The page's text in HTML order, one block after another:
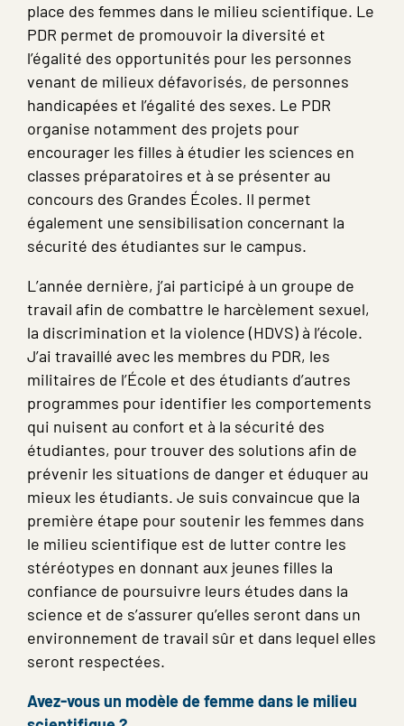
place des femmes dans le milieu scientifique. Le
PDR permet de promouvoir la diversité et
l’égalité des opportunités pour les personnes
venant de milieux défavorisés, de personnes
handicapées et l’égalité des sexes. Le PDR
organise notamment des projets pour
encourager les filles à étudier les sciences en
classes préparatoires et à se présenter au
concours des Grandes Écoles. Il permet
également une sensibilisation concernant la
sécurité des étudiantes sur le campus.
L’année dernière, j’ai participé à un groupe de
travail afin de combattre le harcèlement sexuel,
la discrimination et la violence (HDVS) à l’école.
J’ai travaillé avec les membres du PDR, les
militaires de l’École et des étudiants d’autres
programmes pour identifier les comportements
qui nuisent au confort et à la sécurité des
étudiantes, pour trouver des solutions afin de
prévenir les situations de danger et éduquer au
mieux les étudiants. Je suis convaincue que la
première étape pour soutenir les femmes dans
le milieu scientifique est de lutter contre les
stéréotypes en donnant aux jeunes filles la
confiance de poursuivre leurs études dans la
science et de s’assurer qu’elles seront dans un
environnement de travail sûr et dans lequel elles
seront respectées.
Avez-vous un modèle de femme dans le milieu